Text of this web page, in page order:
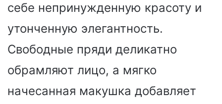
себе непринужденную красоту и
утонченную элегантность.
Свободные пряди деликатно
обрамляют лицо, а мягко
начесанная макушка добавляет